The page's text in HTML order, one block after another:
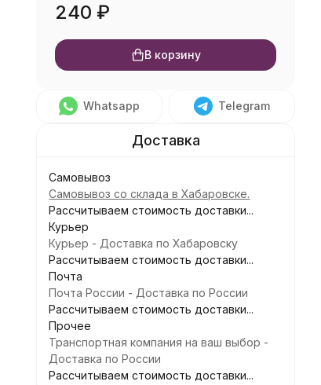
240 ₽
В корзину
Whatsapp Telegram
Самовывоз
Самовывоз со склада в Хабаровске.
Рассчитываем стоимость доставки...
Курьер
Курьер - Доставка по Хабаровску
Рассчитываем стоимость доставки...
Почта
Почта России - Доставка по России
Рассчитываем стоимость доставки...
Прочее
Транспортная компания на ваш выбор -
Доставка по России
Рассчитываем стоимость доставки...